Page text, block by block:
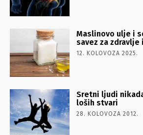
Maslinovo ulje i
savez za
12. KOLOVOZA 2025.
Sretni ljudi
loših stvari
28. KOLOVOZA 2012.